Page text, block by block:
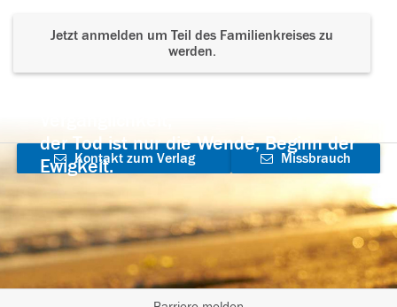
Jetzt anmelden um Teil des Familienkreises zu
werden.
der Tod ist nur die Wende, Beginn der
Ewigkeit.
Kontakt zum Verlag
aufnehmen
Missbrauch